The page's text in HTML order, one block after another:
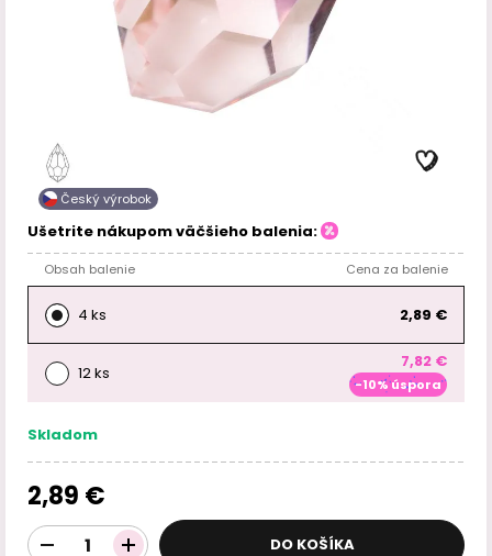
Český výrobok
Ušetrite nákupom väčšieho balenia:
Obsah balenie Cena za balenie
4 ks 2,89 €
12 ks
7,82 €
-10% úspora
Skladom
2,89 €
DO KOŠÍKA